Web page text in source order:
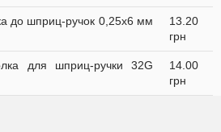
до шприц-ручок 0,25х6 мм
13.20
грн
для шприц-ручки 32G
14.00
грн